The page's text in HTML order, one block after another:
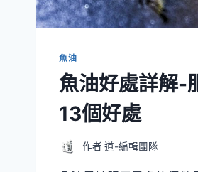
魚油
魚油好處詳解-
13個好處
作者 道-編輯團隊